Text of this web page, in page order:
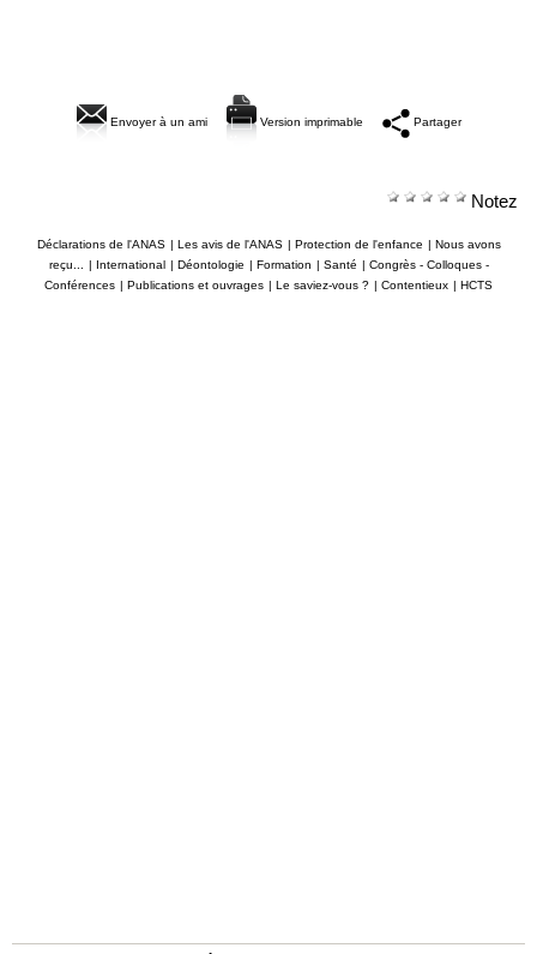
Envoyer à un ami Version imprimable Partager
Notez
Déclarations de l'ANAS | Les avis de l'ANAS | Protection de l'enfance | Nous avons
reçu...
| International | Déontologie | Formation | Santé | Congrès - Colloques -
Conférences | Publications et ouvrages | Le saviez-vous ? | Contentieux | HCTS